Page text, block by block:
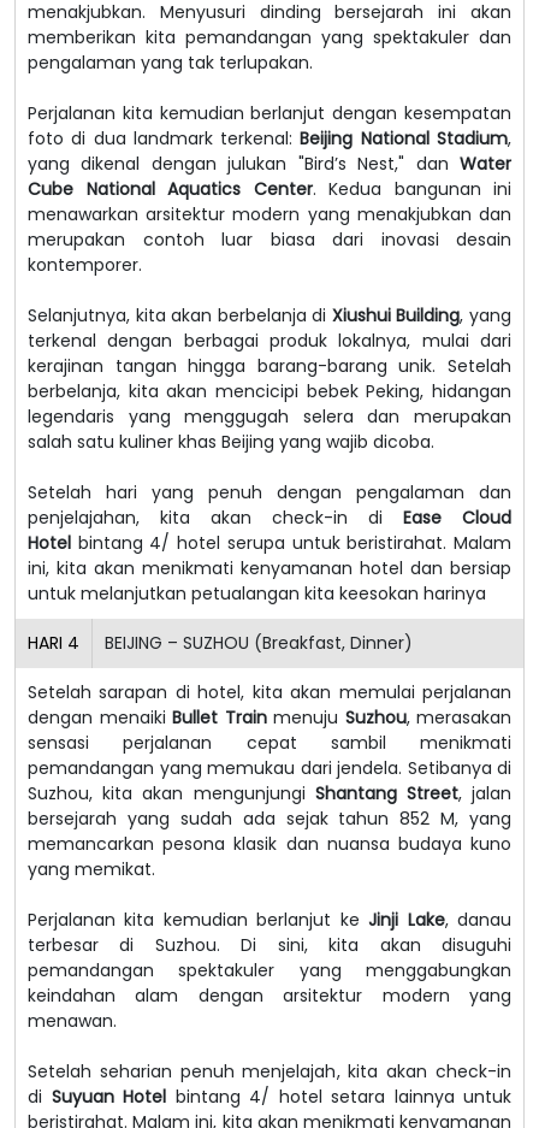
menakjubkan. Menyusuri dinding bersejarah ini akan
memberikan kita pemandangan yang spektakuler dan
pengalaman yang tak terlupakan.
Perjalanan kita kemudian berlanjut dengan kesempatan
foto di dua landmark terkenal:Beijing National Stadium,
yang dikenal dengan julukan "Bird’s Nest," dan Water
Cube National Aquatics Center. Kedua bangunan ini
menawarkan arsitektur modern yang menakjubkan dan
merupakan contoh luar biasa dari inovasi desain
kontemporer.
Selanjutnya, kita akan berbelanja di Xiushui Building, yang
terkenal dengan berbagai produk lokalnya, mulai dari
kerajinan tangan hingga barang-barang unik. Setelah
berbelanja, kita akan mencicipi bebek Peking, hidangan
legendaris yang menggugah selera dan merupakan
salah satu kuliner khas Beijing yang wajib dicoba.
Setelah hari yang penuh dengan pengalaman dan
penjelajahan, kita akan check-in di Ease Cloud
Hotel bintang 4/ hotel serupa untuk beristirahat. Malam
ini, kita akan menikmati kenyamanan hotel dan bersiap
untuk melanjutkan petualangan kita keesokan harinya
HARI 4 BEIJING – SUZHOU (Breakfast, Dinner)
Setelah sarapan di hotel, kita akan memulai perjalanan
dengan menaiki Bullet Trainmenuju Suzhou, merasakan
sensasi perjalanan cepat sambil menikmati
pemandangan yang memukau dari jendela. Setibanya di
Suzhou, kita akan mengunjungi Shantang Street, jalan
bersejarah yang sudah ada sejak tahun 852 M, yang
memancarkan pesona klasik dan nuansa budaya kuno
yang memikat.
Perjalanan kita kemudian berlanjut keJinji Lake, danau
terbesar di Suzhou. Di sini, kita akan disuguhi
pemandangan spektakuler yang menggabungkan
keindahan alam dengan arsitektur modern yang
menawan.
Setelah seharian penuh menjelajah, kita akan check-in
di Suyuan Hotel bintang 4/ hotel setara lainnya untuk
beristirahat. Malam ini, kita akan menikmati kenyamanan